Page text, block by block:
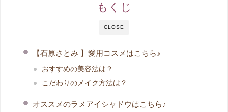
CLOSE
もくじ
【石原さとみ 】愛用コスメはこちら♪
おすすめの美容法は？
こだわりのメイク方法は？
オススメのラメアイシャドウはこちら♪